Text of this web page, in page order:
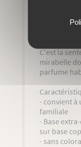
Savon
de façon
C'est la
mirabelle
parfume
- convient
familiale
- Base
sur base
- sans